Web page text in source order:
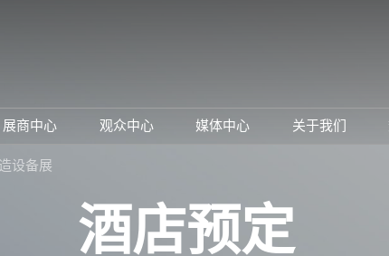
展商中心
参展申请
观众范围
观众中心
为何参观
媒体中心
展商推介
关于我们
设备展
酒店预定